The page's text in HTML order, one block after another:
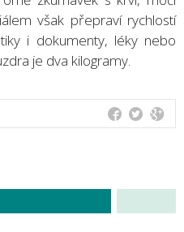
však přepraví rychlostí
i dokumenty, léky nebo
je dva kilogramy.